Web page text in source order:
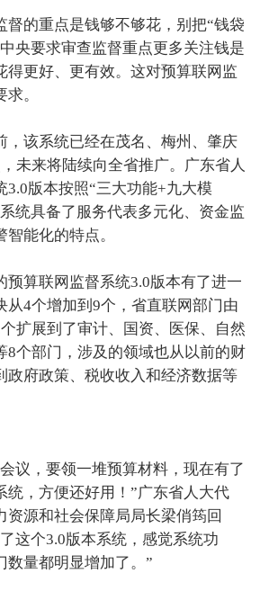
督的重点是钱够不够花，别把“钱袋
央要求审查监督重点更多关注钱是
得更好、更有效。这对预算联网监
。
，该系统已经在茂名、梅州、肇庆
未来将陆续向全省推广。广东省人
3.0版本按照“三大功能+九大模
统具备了服务代表多元化、资金监
能化的特点。
预算联网监督系统3.0版本有了进一
从4个增加到9个，省直联网部门由
扩展到了审计、国资、医保、自然
8个部门，涉及的领域也从以前的财
政府政策、税收收入和经济数据等
议，要领一堆预算材料，现在有了
统，方便还好用！”广东省人大代
资源和社会保障局局长梁俏筠回
这个3.0版本系统，感觉系统功
数量都明显增加了。”